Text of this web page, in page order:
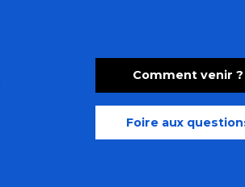
Comment venir ?
Foire aux